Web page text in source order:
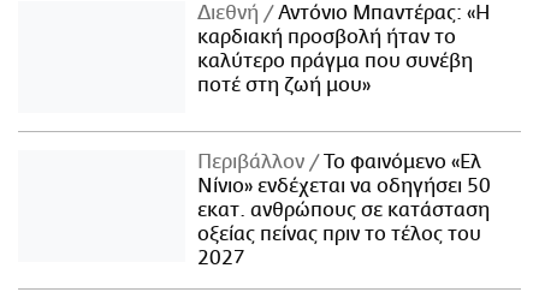
Διεθνή
Αντόνιο Μπαντέρας: «Η
καρδιακή προσβολή ήταν το
καλύτερο πράγμα που συνέβη
ποτέ στη ζωή μου»
Περιβάλλον
Το φαινόμενο «Ελ
Νίνιο» ενδέχεται να οδηγήσει 50
εκατ. ανθρώπους σε κατάσταση
οξείας πείνας πριν το τέλος του
2027